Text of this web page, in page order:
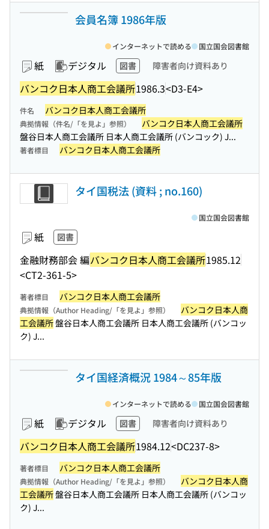
会員名簿 1986年版
紙 デジタル 図書 障害者向け資料あり
バンコク日本人商工会議所1986.3<D3-E4>
インターネットで読める 国立国会図書館
件名 バンコク日本人商工会議所
典拠情報（件名/「を見よ」参照）
バンコク日本人商工会議所
盤谷日本人商工会議所 日本人商工会議所 (バンコック) J...
著者標目 バンコク日本人商工会議所
タイ国税法 (資料 ; no.160)
紙 図書
金融財務部会 編バンコク日本人商工会議所1985.12
<CT2-361-5>
国立国会図書館
著者標目 バンコク日本人商工会議所
典拠情報（Author Heading/「を見よ」参照）
バンコク日本人商
工会議所盤谷日本人商工会議所 日本人商工会議所 (バンコッ
ク) J...
タイ国経済概況 1984～85年版
紙 デジタル 図書 障害者向け資料あり
バンコク日本人商工会議所1984.12<DC237-8>
インターネットで読める 国立国会図書館
著者標目 バンコク日本人商工会議所
典拠情報（Author Heading/「を見よ」参照）
バンコク日本人商
工会議所盤谷日本人商工会議所 日本人商工会議所 (バンコッ
ク) J...